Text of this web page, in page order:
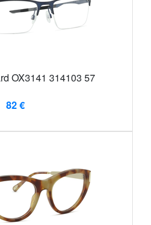
OX3141 314103 57
82 €